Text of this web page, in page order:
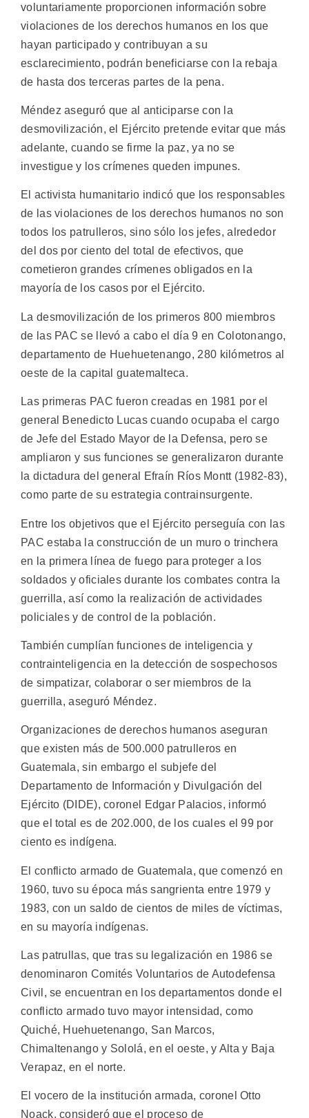
voluntariamente proporcionen información sobre
violaciones de los derechos humanos en los que
hayan participado y contribuyan a su
esclarecimiento, podrán beneficiarse con la rebaja
de hasta dos terceras partes de la pena.
Méndez aseguró que al anticiparse con la
desmovilización, el Ejército pretende evitar que más
adelante, cuando se firme la paz, ya no se
investigue y los crímenes queden impunes.
El activista humanitario indicó que los responsables
de las violaciones de los derechos humanos no son
todos los patrulleros, sino sólo los jefes, alrededor
del dos por ciento del total de efectivos, que
cometieron grandes crímenes obligados en la
mayoría de los casos por el Ejército.
La desmovilización de los primeros 800 miembros
de las PAC se llevó a cabo el día 9 en Colotonango,
departamento de Huehuetenango, 280 kilómetros al
oeste de la capital guatemalteca.
Las primeras PAC fueron creadas en 1981 por el
general Benedicto Lucas cuando ocupaba el cargo
de Jefe del Estado Mayor de la Defensa, pero se
ampliaron y sus funciones se generalizaron durante
la dictadura del general Efraín Ríos Montt (1982-83),
como parte de su estrategia contrainsurgente.
Entre los objetivos que el Ejército perseguía con las
PAC estaba la construcción de un muro o trinchera
en la primera línea de fuego para proteger a los
soldados y oficiales durante los combates contra la
guerrilla, así como la realización de actividades
policiales y de control de la población.
También cumplían funciones de inteligencia y
contrainteligencia en la detección de sospechosos
de simpatizar, colaborar o ser miembros de la
guerrilla, aseguró Méndez.
Organizaciones de derechos humanos aseguran
que existen más de 500.000 patrulleros en
Guatemala, sin embargo el subjefe del
Departamento de Información y Divulgación del
Ejército (DIDE), coronel Edgar Palacios, informó
que el total es de 202.000, de los cuales el 99 por
ciento es indígena.
El conflicto armado de Guatemala, que comenzó en
1960, tuvo su época más sangrienta entre 1979 y
1983, con un saldo de cientos de miles de víctimas,
en su mayoría indígenas.
Las patrullas, que tras su legalización en 1986 se
denominaron Comités Voluntarios de Autodefensa
Civil, se encuentran en los departamentos donde el
conflicto armado tuvo mayor intensidad, como
Quiché, Huehuetenango, San Marcos,
Chimaltenango y Sololá, en el oeste, y Alta y Baja
Verapaz, en el norte.
El vocero de la institución armada, coronel Otto
Noack, consideró que el proceso de